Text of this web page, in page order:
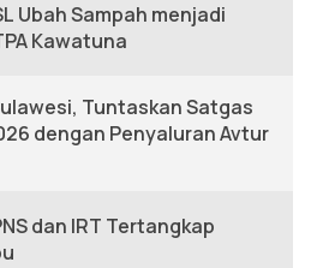
Ubah Sampah menjadi
Kawatuna
Tuntaskan Satgas
dengan Penyaluran Avtur
dan IRT Tertangkap